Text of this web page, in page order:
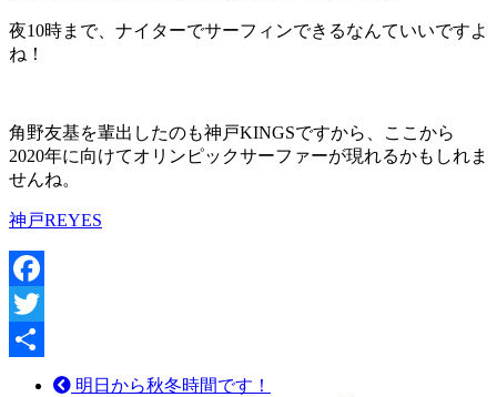
夜10時まで、ナイターでサーフィンできるなんていいですよ
ね！
角野友基を輩出したのも神戸KINGSですから、ここから
2020年に向けてオリンピックサーファーが現れるかもしれま
せんね。
神戸REYES
Facebook
Twitter
明日から秋冬時間です！